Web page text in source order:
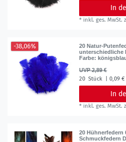
In
* inkl. ges. MwSt.
-38,06%
20 Natur-
unterschiedliche
Farbe:
UVP 2,89 €
20 Stück | 0,09
In
* inkl. ges. MwSt.
20 Hühnerfedern
Schmuckfedern